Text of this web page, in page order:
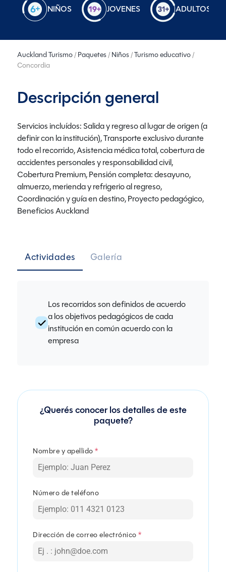
NIÑOS JOVENES ADULTOS
Auckland Turismo / Paquetes / Niños /Turismo educativo /
Concordia
Descripción general
Servicios incluídos: Salida y regreso al lugar de origen (a
definir con la institución), Transporte exclusivo durante
todo el recorrido, Asistencia médica total, cobertura de
accidentes personales y responsabilidad civil,
Cobertura Premium, Pensión completa: desayuno,
almuerzo, merienda y refrigerio al regreso,
Coordinación y guía en destino, Proyecto pedagógico,
Beneficios Auckland
Actividades Galería
Los recorridos son definidos de acuerdo
a los objetivos pedagógicos de cada
institución en común acuerdo con la
empresa
¿Querés conocer los detalles de este
paquete?
Nombre y apellido*
Número de teléfono
Dirección de correo electrónico*